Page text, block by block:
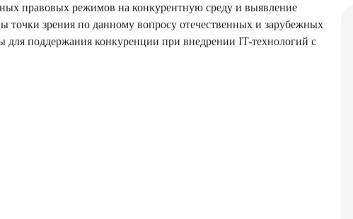
правовых режимов на конкурентную среду и выявление
точки зрения по данному вопросу отечественных и зарубежных
поддержания конкуренции при внедрении IT-технологий с